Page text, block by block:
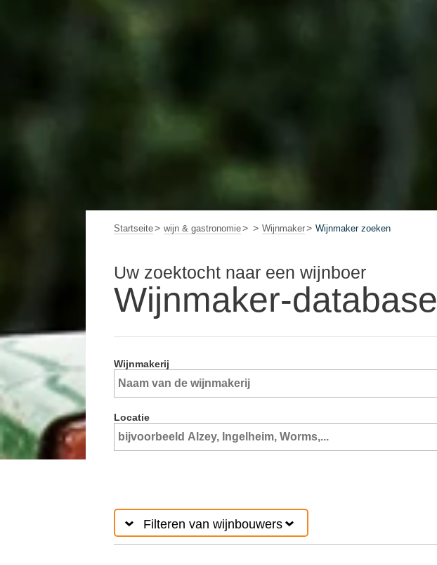
Startseite wijn & gastronomie Wijnmaker Wijnmaker zoeken
Uw zoektocht naar een wijnboer
Wijnmaker-database
Wijnmakerij
Locatie
Filteren van wijnbouwers